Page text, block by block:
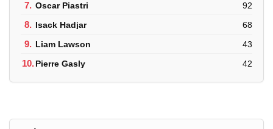
7. Oscar Piastri 92
8. Isack Hadjar 68
9. Liam Lawson 43
10.Pierre Gasly 42